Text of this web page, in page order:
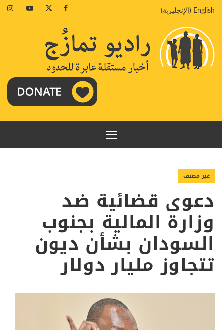
إلىEnglish
( الإنجليزية)
Facebook
Twitter
Youtube
القائمة
الرئيسية
غير مصنف
دعوى قضائية ضد
وزارة المالية بجنوب
السودان بشأن ديون
تتجاوز مليار دولار